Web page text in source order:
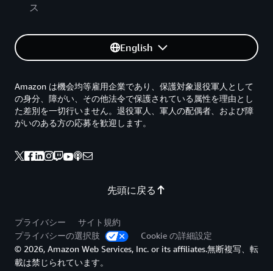
ス
English
先頭に戻る
Amazon は機会均等雇用企業であり、保護対象退役軍人として
の身分、障がい、その他法令で保護されている属性を理由とし
た差別を一切行いません。退役軍人、軍人の配偶者、および障
がいのある方の応募を歓迎します。
プライバシー
サイト規約
プライバシーの選択肢
Cookie の詳細設定
© 2026, Amazon Web Services, Inc. or its affiliates.無断複写、転
載は禁じられています。